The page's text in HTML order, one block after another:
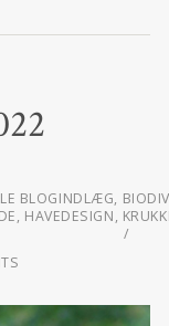
BLOGINDLÆG,
, HAVEDESIGN,